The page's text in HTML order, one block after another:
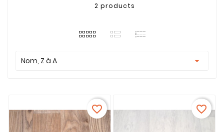
2 products
Nom, Z à A 
favorite_border favorite_border